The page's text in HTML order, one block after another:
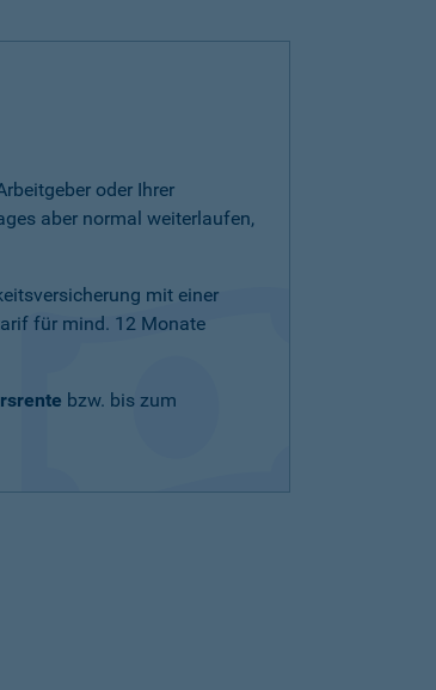
oder Ihrer
aber normal weiterlaufen,
mit einer
für mind. 12 Monate
bzw. bis zum